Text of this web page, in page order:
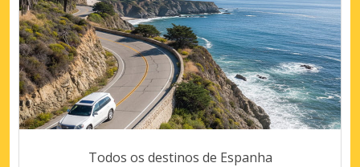
Todos os destinos de Espanha